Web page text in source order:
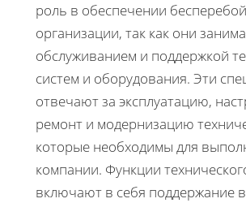
роль в обеспечении
организации, так как они
обслуживанием и поддержкой
систем и оборудования. Эти
отвечают за эксплуатацию,
ремонт и модернизацию
которые необходимы для
компании. Функции
включают в себя поддержание